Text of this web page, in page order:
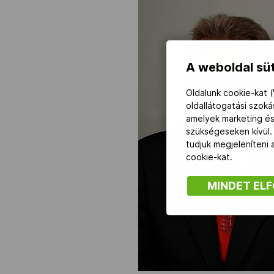
Társszervezetek
Adatbank
A weboldal
Oldalunk cookie-kat
oldallátogatási
amelyek marketing
szükségeseken
tudjuk megjeleníteni
cookie-kat.
MINDET